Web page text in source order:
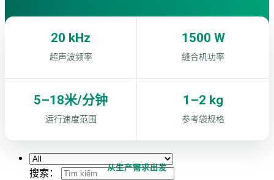
超声波搅拌与提取设备
布袋生产设备
搜索：
20 kHz
超声波频率
1500 W
缝合机功率
5–18米/分钟
运行速度范围
1–2 kg
参考袋规格
从生产需求出发